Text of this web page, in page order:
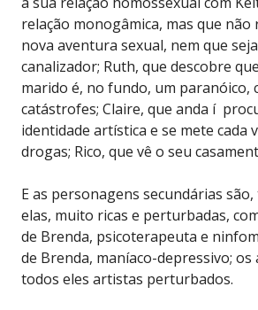
relação monogâmica, mas que não
nova aventura sexual, nem que
canalizador; Ruth, que descobre
marido é, no fundo, um paranóico,
catástrofes; Claire, que anda í
identidade artística e se mete cada
drogas; Rico, que vê o seu
E as personagens secundárias
elas, muito ricas e perturbadas,
de Brenda, psicoterapeuta e
de Brenda, maníaco-depressivo; os
todos eles artistas perturbados.